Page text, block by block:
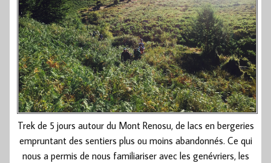
Trek de 5 jours autour du Mont Renosu, de lacs en bergeries
empruntant des sentiers plus ou moins abandonnés. Ce qui
nous a permis de nous familiariser avec les genévriers, les